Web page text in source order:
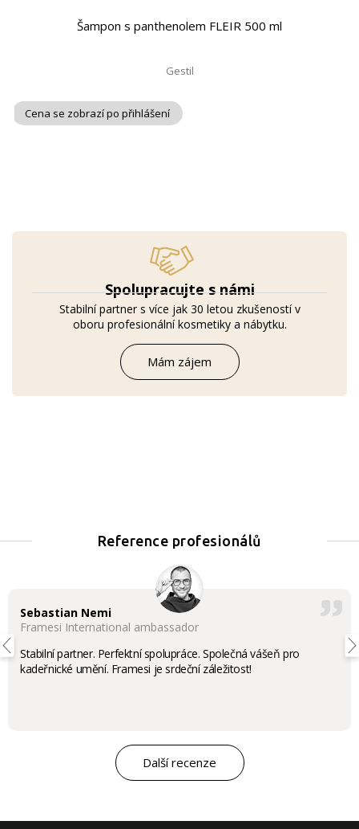
Spolupracujte s námi
Stabilní partner s více jak 30 letou zkušeností v
oboru profesionální kosmetiky a nábytku.
Mám zájem
Šampon s panthenolem FLEIR 500 ml
Gestil
Cena se zobrazí po přihlášení
Reference profesionálů
Sebastian Nemi
Framesi International ambassador
Stabilní partner. Perfektní spolupráce. Společná vášeň pro
kadeřnické umění. Framesi je srdeční záležitost!
Další recenze